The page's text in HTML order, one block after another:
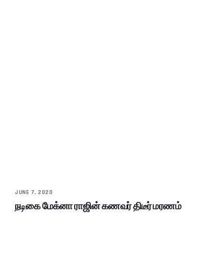
JUNE 7, 2020
நடிகை மேக்னா ராஜின் கணவர் திடீர் மரணம்